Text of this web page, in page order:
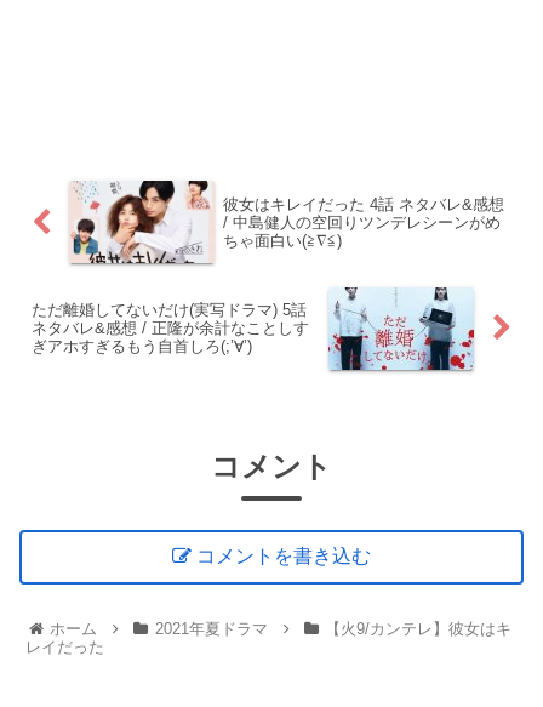
彼女はキレイだった 4話 ネタバレ&感想
/ 中島健人の空回りツンデレシーンがめ
ちゃ面白い(≧∇≦)
ただ離婚してないだけ(実写ドラマ) 5話
ネタバレ&感想 / 正隆が余計なことしす
ぎアホすぎるもう自首しろ(;’∀’)
コメント
コメントを書き込む
ホーム 2021年夏ドラマ
【火9/カンテレ】彼女はキ
レイだった